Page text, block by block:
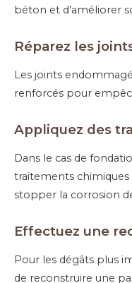
béton et d’améliorer
Réparez les
Les joints
renforcés pour
Appliquez des t
Dans le cas de
traitements
stopper la corrosion
Effectuez une
Pour les dégâts plus
de reconstruire une